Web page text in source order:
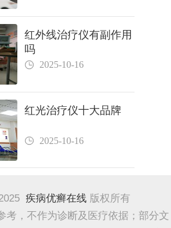
红外线治疗仪有副作用
吗
2025-10-16
红光治疗仪十大品牌
2025-10-16
疾病优癣在线 版权所有
考，不作为诊断及医疗依据；部分文